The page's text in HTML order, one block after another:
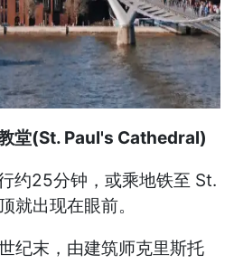
堂(St. Paul's Cathedral)
约25分钟，或乘地铁至 St.
就出现在眼前。
纪末，由建筑师克里斯托